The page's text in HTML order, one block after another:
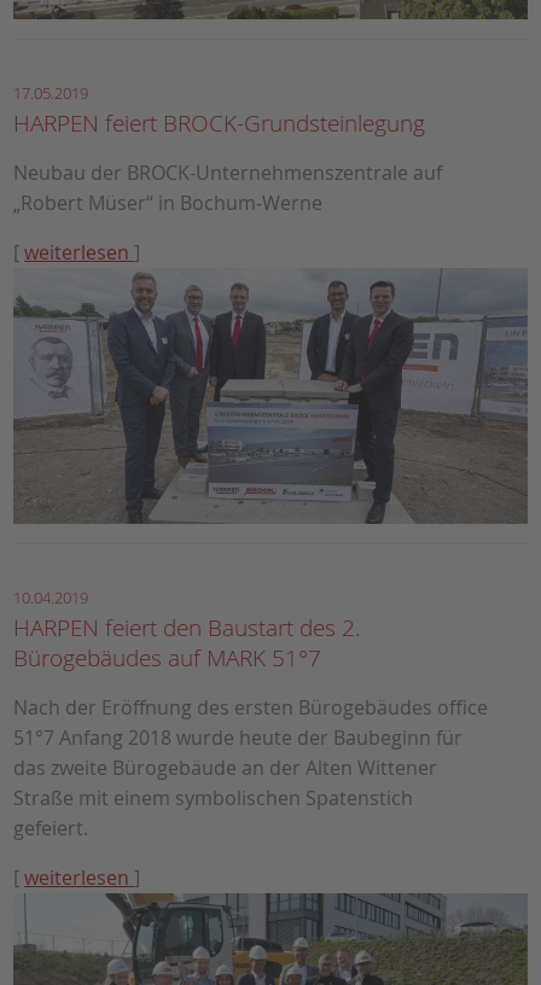
17.05.2019
HARPEN feiert BROCK-Grundsteinlegung
Neubau der BROCK-Unternehmenszentrale auf
„Robert Müser“ in Bochum-Werne
[weiterlesen]
10.04.2019
HARPEN feiert den Baustart des 2.
Bürogebäudes auf MARK 51°7
Nach der Eröffnung des ersten Bürogebäudes office
51°7 Anfang 2018 wurde heute der Baubeginn für
das zweite Bürogebäude an der Alten Wittener
Straße mit einem symbolischen Spatenstich
gefeiert.
[weiterlesen]